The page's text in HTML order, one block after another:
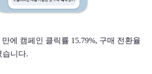
에 캠페인 클릭률 15.79%, 구매 전환율
습니다.